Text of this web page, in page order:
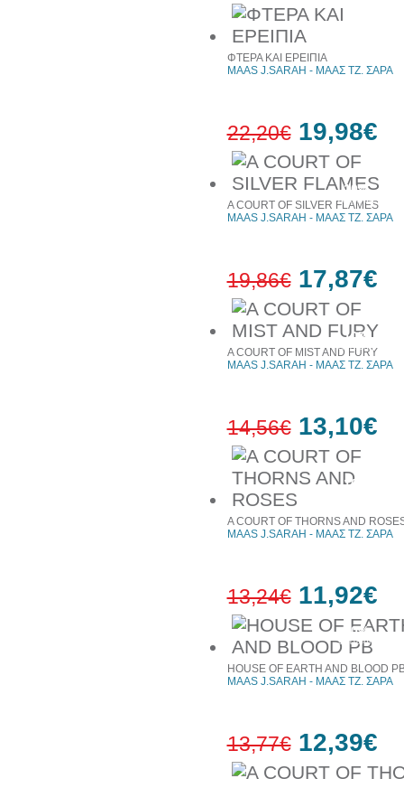
10%
έκπτωση
ΦΤΕΡΑ ΚΑΙ ΕΡΕΙΠΙΑ
MAAS J.SARAH - ΜΑΑΣ ΤΖ. ΣΑΡΑ
22,20€ 19,98€
10%
έκπτωση
A COURT OF SILVER FLAMES
MAAS J.SARAH - ΜΑΑΣ ΤΖ. ΣΑΡΑ
19,86€ 17,87€
10%
A COURT OF MIST AND FURY
MAAS J.SARAH - ΜΑΑΣ ΤΖ. ΣΑΡΑ
14,56€ 13,10€
10%
έκπτωση
A COURT OF THORNS AND
MAAS J.SARAH - ΜΑΑΣ ΤΖ. ΣΑΡΑ
13,24€ 11,92€
HOUSE OF EARTH AND BLOOD
MAAS J.SARAH - ΜΑΑΣ ΤΖ. ΣΑΡΑ
13,77€ 12,39€